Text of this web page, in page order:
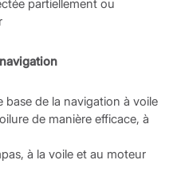
partiellement ou
de la navigation à voile
de manière efficace, à
à la voile et au moteur